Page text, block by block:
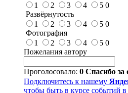
1
2 3 4 5 0
Развёрнутость
1
2 3 4 5 0
Фотография
1
2 3 4 5 0
Пожелания автору
Проголосовало: 0 Спасибо за
Подключитесь к нашему
чтобы быть в курсе событий